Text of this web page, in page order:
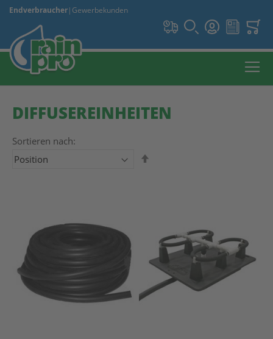
Endverbraucher| Gewerbekunden
DIFFUSEREINHEITEN
Sortieren nach: